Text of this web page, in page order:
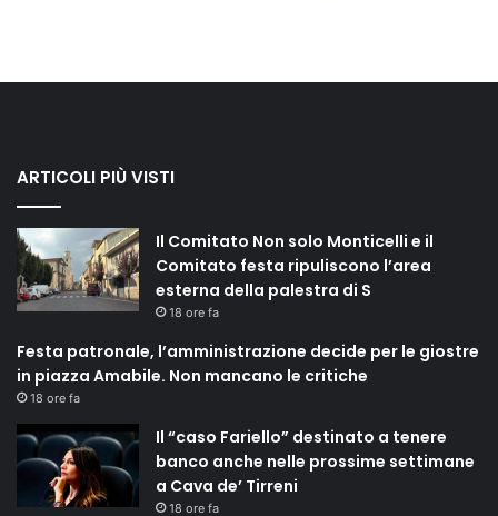
ARTICOLI PIÙ VISTI
Il Comitato Non solo Monticelli e il
Comitato festa ripuliscono l’area
esterna della palestra di S
18 ore fa
Festa patronale, l’amministrazione decide per le giostre
in piazza Amabile. Non mancano le critiche
18 ore fa
Il “caso Fariello” destinato a tenere
banco anche nelle prossime settimane
a Cava de’ Tirreni
18 ore fa